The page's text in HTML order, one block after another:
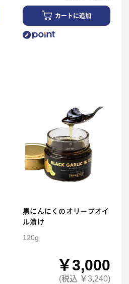
カートに追加
黒にんにくのオリーブオイ
ル漬け
120g
￥3,000
(税込 ￥3,240)